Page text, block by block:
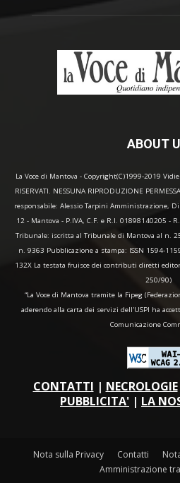
ABOUT
La Voce di Mantova - Copyright(C)1999-2019
RISERVATI. NESSUNA RIPRODUZIONE
responsabile: Alessio Tarpini Amministrazione,
12 - Mantova - P.IVA, C.F. e R.I. 01898140205 -
Tribunale: iscritta al Tribunale di Mantova al n.
n. 9363 Pubblicazione a stampa: ISSN 1594-
132X La testata fruisce dei contributi diretti
250/90)
“La Voce di Mantova tramite la Fipeg
aderendo alla carta dei servizi dell'USPI ha
Comunicazione
CONTATTI | NECROLOGIE
PUBBLICITA' | LA
Nota sulla Privacy Contatti
Amministrazione